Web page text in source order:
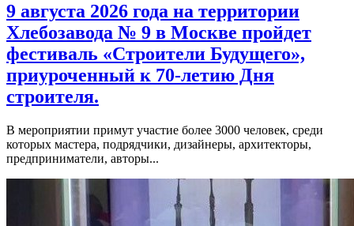
9 августа 2026 года на территории
Хлебозавода № 9 в Москве пройдет
фестиваль «Строители Будущего»,
приуроченный к 70-летию Дня
строителя.
В мероприятии примут участие более 3000 человек, среди
которых мастера, подрядчики, дизайнеры, архитекторы,
предприниматели, авторы...